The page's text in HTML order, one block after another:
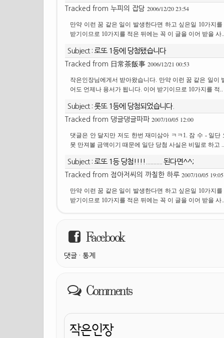
Tracked from 누피의 잡담 2006/12/20 23:54
만약 이런 꿈 같은 일이 발생한다면 하고 싶은일 10가지
받기이므로 10가지를 적은 뒤에는 꼭 이 글을 이어 받을 사..
Subject : 로또 1등에 당첨됐습니다
Tracked from 日常茶飯事 2006/12/21 00:53
작은인장님에게서 받아왔습니다. 만약 이런 꿈 같은 일이
어도 언제나 용서가 됩니다. 이어 받기이므로 10가지를 적..
Subject : 롯또 1등에 당첨되었습니다.
Tracked from 댕글댕글파파 2007/10/05 12:00
댓글은 안 달지만 저도 한번 재미삼아 ㅋㅋ1. 잠 수 - 일
못 만져볼 금액이기 때문에 일단 당첨 사실은 비밀로 하고 ..
Subject : 로또 1등 당첨!!!!........... 된다면^^;
Tracked from 점아저씨의 까칠한 하루 2007/10/05 19:05
만약 이런 꿈 같은 일이 발생한다면 하고 싶은일 10가지
받기이므로 10가지를 적은 뒤에는 꼭 이 글을 이어 받을 사..
Facebook
댓글 · 통계
Comments
작은인장